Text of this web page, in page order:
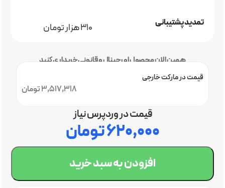
تمدید پشتیبانی 310 هزار تومان
همین الان محصول اورجینال و قانونی خریداری کنید
3,517,318 تومان
قیمت در مارکت خارجی
قیمت در وردپرس نیاز
۶۲۰,۰۰۰تومان
افزودن به سبد خرید